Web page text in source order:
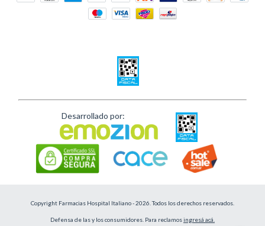
Desarrollado por:
Copyright Farmacias Hospital Italiano - 2026. Todos los derechos reservados.
Defensa de las y los consumidores. Para reclamosingresá acá.